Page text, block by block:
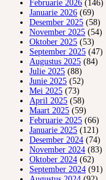
Februarie 2026 (146)
Januarie 2026 (69)
Desember 2025 (58)
November 2025 (54)
Oktober 2025 (53)
September 2025 (47)
Augustus 2025 (84)
Julie 2025 (88)
Junie 2025 (52)
Mei 2025 (73)
April 2025 (58)
Maart 2025 (59)
Februarie 2025 (66)
Januarie 2025 (121)
Desember 2024 (74)
November 2024 (83)
Oktober 2024 (62)
September 2024 (91)